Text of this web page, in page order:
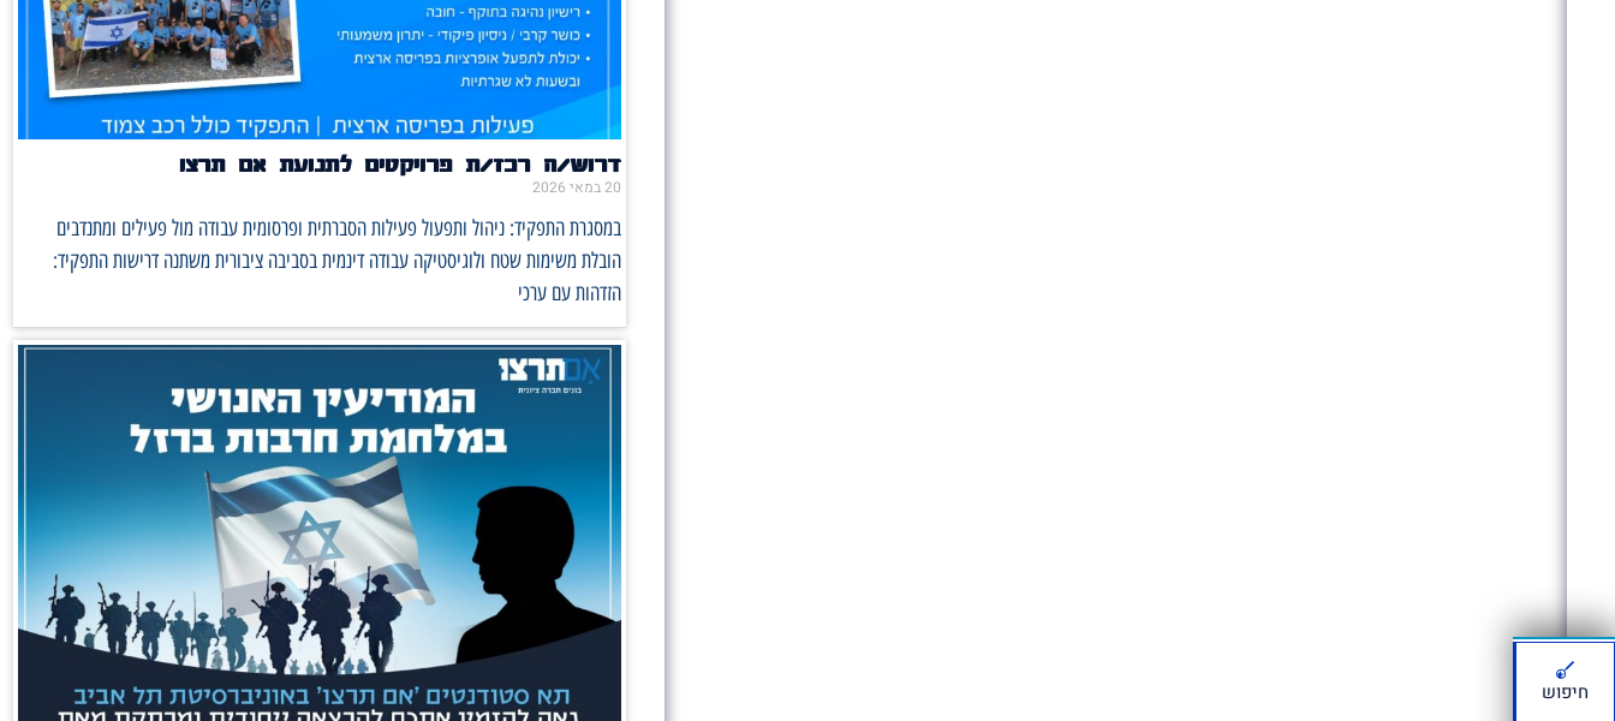
דרוש/ה רכז/ת פרויקטים לתנועת אם תרצו
20 במאי 2026
במסגרת התפקיד: ניהול ותפעול פעילות הסברתית ופרסומית עבודה מול פעילים ומתנדבים
הובלת משימות שטח ולוגיסטיקה עבודה דינמית בסביבה ציבורית משתנה דרישות התפקיד:
הזדהות עם ערכי
חיפוש